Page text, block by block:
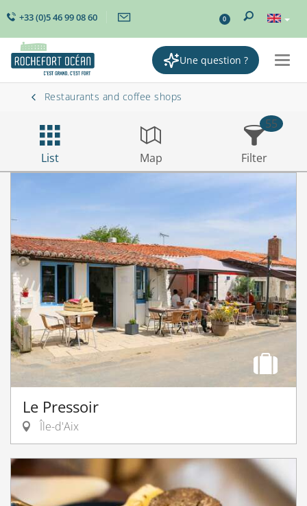
+33 (0)5 46 99 08 60 0
Une question ?
Restaurants and coffee shops
List Map Filter
55
Le Pressoir
Île-d'Aix